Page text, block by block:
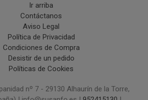
Ir arriba
Contáctanos
Aviso Legal
Política de Privacidad
Condiciones de Compra
Desistir de un pedido
Políticas de Cookies
nº 7 - 29130 Alhaurín de la Torre,